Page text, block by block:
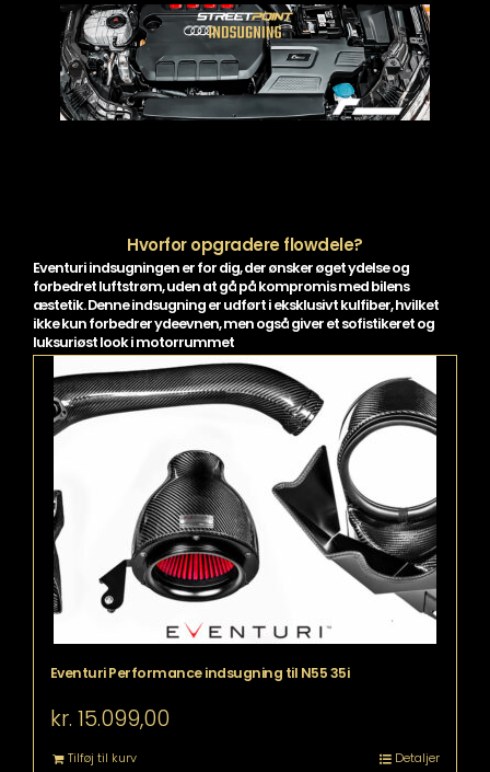
vælges
varesiden
Hvorfor opgradere flowdele?
Eventuri indsugningen er for dig, der ønsker øget ydelse og
forbedret luftstrøm, uden at gå på kompromis med bilens
æstetik. Denne indsugning er udført i eksklusivt kulfiber, hvilket
ikke kun forbedrer ydeevnen, men også giver et sofistikeret og
luksuriøst look i motorrummet
Eventuri Performance indsugning til N55 35i
kr. 15.099,00
Tilføj til kurv Detaljer